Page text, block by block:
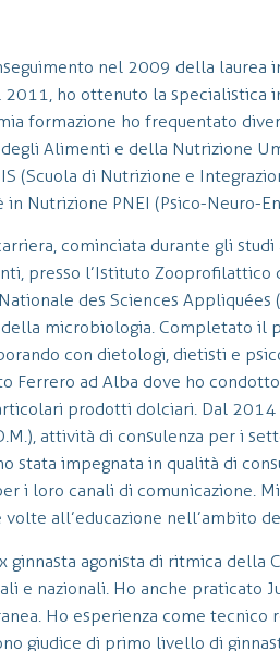
nel 2009 della laurea
2011, ho ottenuto la specialistica
formazione ho frequentato
Alimenti e della Nutrizione
(Scuola di Nutrizione e
Nutrizione PNEI (Psico-Neuro-
cominciata durante gli
presso l’Istituto Zooprofilattico
des Sciences
microbiologia. Completato il
con dietologi, dietisti e
Ferrero ad Alba dove ho
prodotti dolciari. Dal 2014
attività di consulenza per i
stata impegnata in qualità di
i loro canali di comunicazione.
volte all’educazione nell’ambito
ginnasta agonista di ritmica della
e nazionali. Ho anche praticato
Ho esperienza come tecnico
giudice di primo livello di